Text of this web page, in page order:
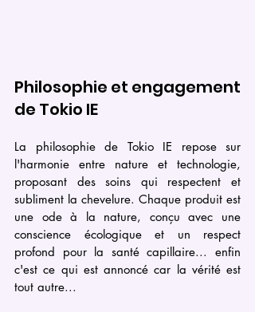
Philosophie et engagement
de Tokio IE
La philosophie de Tokio IE repose sur
l'harmonie entre nature et technologie,
proposant des soins qui respectent et
subliment la chevelure. Chaque produit est
une ode à la nature, conçu avec une
conscience écologique et un respect
profond pour la santé capillaire... enfin
c'est ce qui est annoncé car la vérité est
tout autre...